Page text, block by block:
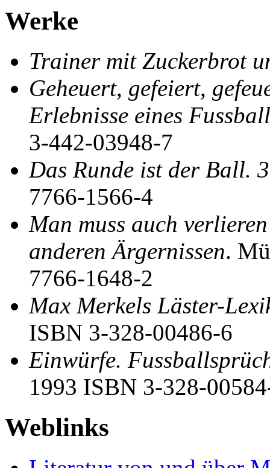
Werke
Trainer mit Zuckerbrot
Geheuert, gefeiert,
Erlebnisse eines
3-442-03948-7
Das Runde ist der Ball.
7766-1566-4
Man muss auch
anderen Ärgernissen.
7766-1648-2
Max Merkels Läster-
ISBN 3-328-00486-6
Einwürfe.
1993 ISBN 3-328-
Weblinks